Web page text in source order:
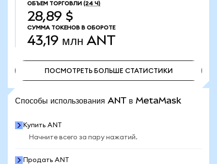
ОБЪЕМ ТОРГОВЛИ (24 Ч)
28,89 $
СУММА ТОКЕНОВ В ОБОРОТЕ
43,19 млн ANT
ПОСМОТРЕТЬ БОЛЬШЕ СТАТИСТИКИ
Способы использования ANT в MetaMask
Купить ANT
Начните всего за пару нажатий.
Продать ANT